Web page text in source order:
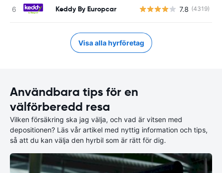
Keddy By Europcar 7.8 (4319)
Visa alla hyrföretag
Användbara tips för en
välförberedd resa
Vilken försäkring ska jag välja, och vad är vitsen med
depositionen? Läs vår artikel med nyttig information och tips,
så att du kan välja den hyrbil som är rätt för dig.